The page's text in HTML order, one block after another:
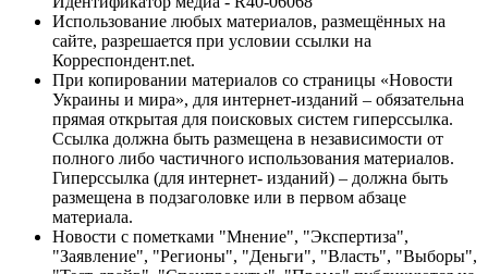
Использование любых материалов, размещённых на
сайте, разрешается при условии ссылки на
Корреспондент.net.
При копировании материалов со страницы «Новости
Украины и мира», для интернет-изданий – обязательна
прямая открытая для поисковых систем гиперссылка.
Ссылка должна быть размещена в независимости от
полного либо частичного использования материалов.
Гиперссылка (для интернет- изданий) – должна быть
размещена в подзаголовке или в первом абзаце
материала.
Новости с пометками "Мнение", "Экспертиза",
"Заявление", "Регионы", "Деньги", "Власть", "Выборы",